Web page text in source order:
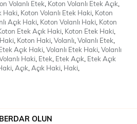
Volanlı Etek Koton Volanlı Etek Açık
Haki Koton Volanlı Etek Haki Koton
Açık Haki, Koton Volanlı Haki, Koton
Etek Açık Haki, Koton Etek Haki,
Koton Haki Volanlı Volanlı Etek
Açık Haki Volanlı Etek Haki Volanlı
Haki Etek Etek Açık Etek Açık
Açık Açık Haki Haki
OLUN